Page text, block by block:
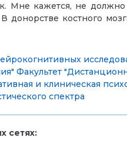
Мне кажется, не
донорстве костного
Факультет
и клиническая
спектра
сетях: